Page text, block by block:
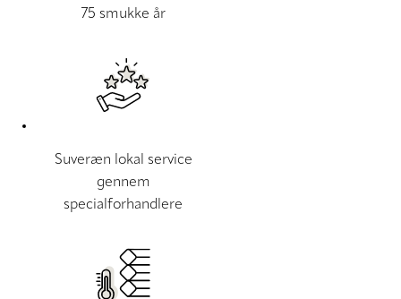
75 smukke år
Suveræn lokal service
gennem
specialforhandlere